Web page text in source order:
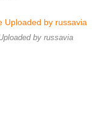
by russavia